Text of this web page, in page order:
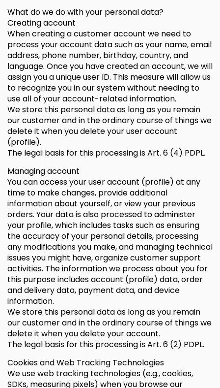
What do we do with your personal data?
Creating account
When creating a customer account we need to
process your account data such as your name, email
address, phone number, birthday, country, and
language. Once you have created an account, we will
assign you a unique user ID. This measure will allow us
to recognize you in our system without needing to
use all of your account-related information.
We store this personal data as long as you remain
our customer and in the ordinary course of things we
delete it when you delete your user account
(profile).
The legal basis for this processing is Art. 6 (4) PDPL.
Managing account
You can access your user account (profile) at any
time to make changes, provide additional
information about yourself, or view your previous
orders. Your data is also processed to administer
your profile, which includes tasks such as ensuring
the accuracy of your personal details, processing
any modifications you make, and managing technical
issues you might have, organize customer support
activities. The information we process about you for
this purpose includes account (profile) data, order
and delivery data, payment data, and device
information.
We store this personal data as long as you remain
our customer and in the ordinary course of things we
delete it when you delete your account.
The legal basis for this processing is Art. 6 (2) PDPL.
Cookies and Web Tracking Technologies
We use web tracking technologies (e.g., cookies,
SDKs, measuring pixels) when you browse our